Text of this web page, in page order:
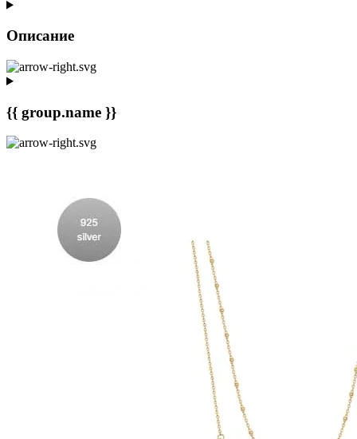
Описание
{{ group.name }}